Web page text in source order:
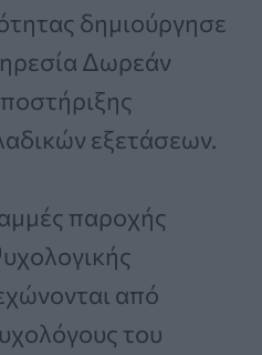
δημιούργησε
Δωρεάν
εξετάσεων.
παροχής
από
του